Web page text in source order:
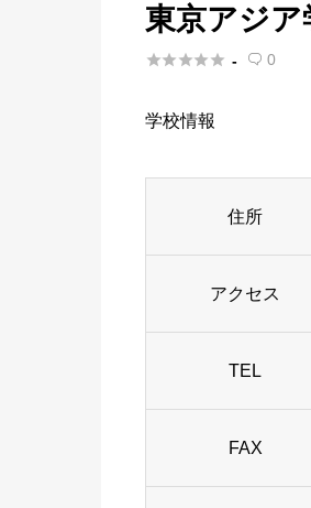
東京アジ
 -  0
学校情報
住所
アクセス
TEL
FAX